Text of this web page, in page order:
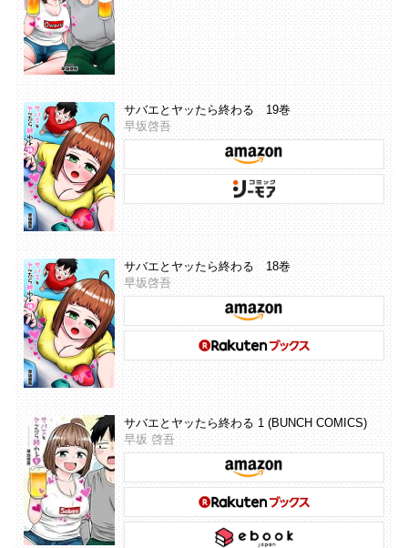
サバエとヤッたら終わる 19巻
早坂啓吾
サバエとヤッたら終わる 18巻
早坂啓吾
サバエとヤッたら終わる 1 (BUNCH COMICS)
早坂 啓吾